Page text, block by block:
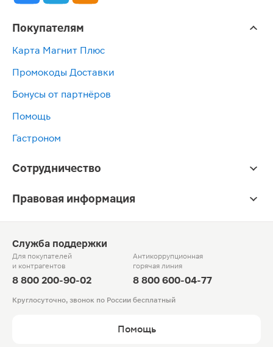
Покупателям
Карта Магнит Плюс
Промокоды Доставки
Бонусы от партнёров
Помощь
Гастроном
Сотрудничество
Правовая информация
Служба поддержки
Для покупателей
и контрагентов
8 800 200-90-02
Антикоррупционная
горячая линия
8 800 600-04-77
Круглосуточно, звонок по России бесплатный
Помощь